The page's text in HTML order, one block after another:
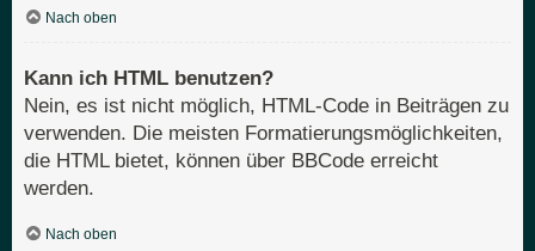
Nach oben
Kann ich HTML benutzen?
Nein, es ist nicht möglich, HTML-Code in Beiträgen zu
verwenden. Die meisten Formatierungsmöglichkeiten,
die HTML bietet, können über BBCode erreicht
werden.
Nach oben